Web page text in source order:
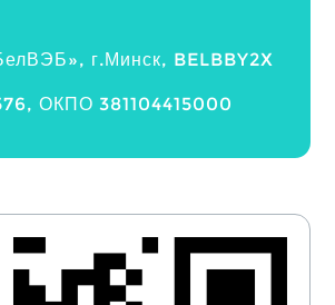
г.Минск, BELBBY2X
ОКПО 381104415000